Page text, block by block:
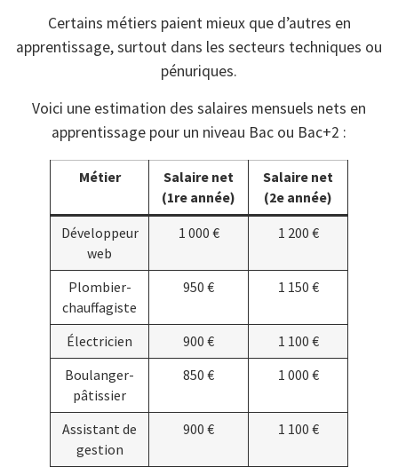
Certains métiers paient mieux que d’autres en
apprentissage, surtout dans les secteurs techniques ou
pénuriques.
Voici une estimation des salaires mensuels nets en
apprentissage pour un niveau Bac ou Bac+2 :
Métier
Salaire net
(1re année)
Salaire net
(2e année)
Développeur
web
1 000 € 1 200 €
Plombier-
chauffagiste
950 € 1 150 €
Électricien 900 €
1 100 €
Boulanger-
pâtissier
850 € 1 000 €
Assistant de
gestion
900 € 1 100 €